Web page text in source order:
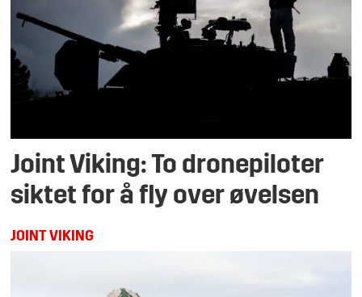
Joint Viking: To dronepiloter
siktet for å fly over øvelsen
JOINT VIKING